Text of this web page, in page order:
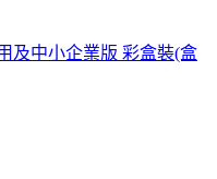
及中小企業版 彩盒裝(盒